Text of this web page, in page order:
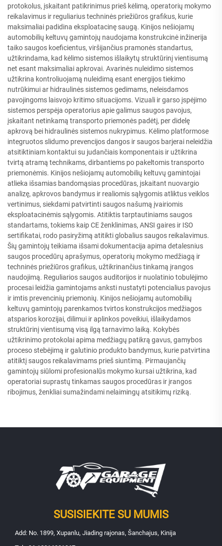
protokolus, įskaitant patikrinimus prieš kėlimą, operatorių mokymo
reikalavimus ir reguliarius techninės priežiūros grafikus, kurie
maksimaliai padidina eksploatacinę saugą. Kinijos nešiojamų
automobilių keltuvų gamintojų naudojama konstrukcinė inžinerija
taiko saugos koeficientus, viršijančius pramonės standartus,
užtikrindama, kad kėlimo sistemos išlaikytų struktūrinį vientisumą
net esant maksimaliai apkrovai. Avarinės nuleidimo sistemos
užtikrina kontroliuojamą nuleidimą esant energijos tiekimo
nutrūkimui ar hidraulinės sistemos gedimams, neleisdamos
pavojingoms laisvojo kritimo situacijoms. Vizuali ir garso įspėjimo
sistemos perspėja operatorius apie galimus saugos pavojus,
įskaitant netinkamą transporto priemonės padėtį, per didelę
apkrovą bei hidraulinės sistemos nukrypimus. Kėlimo platformose
integruotos slidumo prevencijos dangos ir saugos barjerai neleidžia
atsitiktiniam kontaktui su judančiais komponentais ir užtikrina
tvirtą atramą technikams, dirbantiems po pakeltomis transporto
priemonėmis. Kinijos nešiojamų automobilių keltuvų gamintojai
atlieka išsamias bandomąsias procedūras, įskaitant nuovargio
analizę, apkrovos bandymus ir realiomis sąlygomis atliktus veiklos
vertinimus, siekdami patvirtinti saugos našumą įvairiomis
eksploatacinėmis sąlygomis. Atitiktis tarptautiniams saugos
standartams, tokiems kaip CE ženklinimas, ANSI gaires ir ISO
sertifikatai, rodo pasiryžimą atitikti globalius saugos reikalavimus.
Šių gamintojų teikiama išsami dokumentacija apima detalesnius
saugos procedūrų aprašymus, operatorių mokymo medžiagą ir
techninės priežiūros grafikus, užtikrinančius tinkamą įrangos
naudojimą. Reguliarios saugos auditorijos ir nuolatinio tobulėjimo
procesai leidžia gamintojams anksti nustatyti potencialius pavojus
ir imtis prevencinių priemonių. Kinijos nešiojamų automobilių
keltuvų gamintojų parenkamos tvirtos konstrukcijos medžiagos
atsparios korozijai, dilimui ir aplinkos poveikiui, išlaikydamos
struktūrinį vientisumą visą ilgą tarnavimo laiką. Kokybės
užtikrinimo protokolai apima medžiagų patikrą gavus, gamybos
proceso stebėjimą ir galutinio produkto bandymus, kurie patvirtina
atitiktį saugos reikalavimams prieš siuntimą. Pirmaujančių
gamintojų siūlomi profesionalūs mokymo kursai užtikrina, kad
operatoriai suprastų tinkamas saugos procedūras ir įrangos
ribojimus, ženkliai sumažindami nelaimingų atsitikimų riziką.
SUSISIEKITE SU MUMIS
Add: No. 1899, Xupanlu, Jiading rajonas, Šanchajus, Kinija